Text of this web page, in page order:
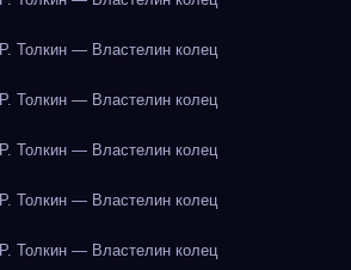
Толкин — Властелин колец
Толкин — Властелин колец
Толкин — Властелин колец
Толкин — Властелин колец
Толкин — Властелин колец